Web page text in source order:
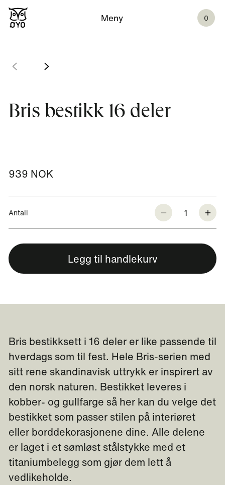
Meny 0
Bris bestikk 16 deler
939 NOK
Antall 1
Legg til handlekurv
Bris bestikksett i 16 deler er like passende til
hverdags som til fest. Hele Bris-serien med
sitt rene skandinavisk uttrykk er inspirert av
den norsk naturen. Bestikket leveres i
kobber- og gullfarge så her kan du velge det
bestikket som passer stilen på interiøret
eller borddekorasjonene dine. Alle delene
er laget i et sømløst stålstykke med et
titaniumbelegg som gjør dem lett å
vedlikeholde.